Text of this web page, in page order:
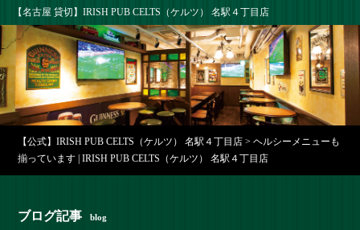
【名古屋 貸切】IRISH PUB CELTS（ケルツ） 名駅４丁目店
【公式】IRISH PUB CELTS（ケルツ） 名駅４丁目店 >ヘルシーメニューも
揃っています | IRISH PUB CELTS（ケルツ） 名駅４丁目店
ブログ記事 blog